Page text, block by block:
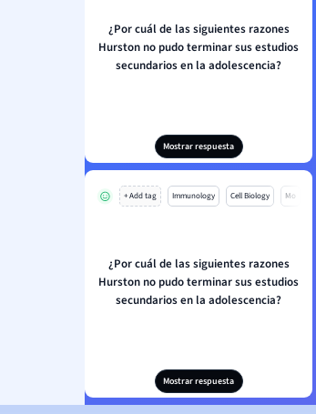
¿Por cuál de las siguientes razones
Hurston no pudo terminar sus estudios
secundarios en la adolescencia?
Mostrar respuesta
+ Add tag Immunology Cell Biology Mo
¿Por cuál de las siguientes razones
Hurston no pudo terminar sus estudios
secundarios en la adolescencia?
Mostrar respuesta